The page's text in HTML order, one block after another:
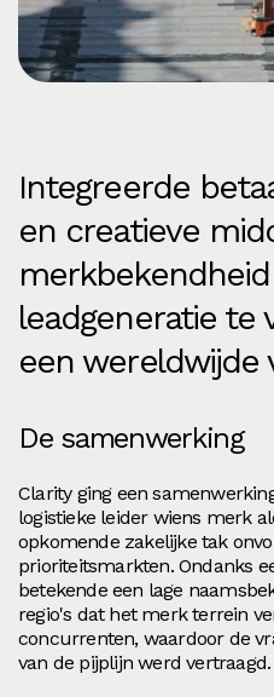
Integreerde
en creatieve
leadgeneratie te
een wereldwijde
De samenwerking
Clarity ging een
logistieke leider wiens merk
opkomende zakelijke tak
prioriteitsmarkten. Ondanks
betekende een lage
regio's dat het merk terrein
concurrenten, waardoor de
van de pijplijn werd vertraagd.